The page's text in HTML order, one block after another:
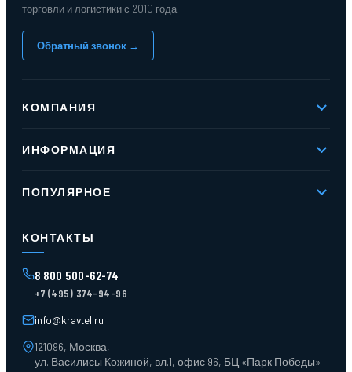
торговли и логистики с 2010 года.
Обратный звонок →
КОМПАНИЯ
Реквизиты
Контакты
ИНФОРМАЦИЯ
Доставка и оплата
ПОПУЛЯРНОЕ
Контейнеры для отходов
Поддоны
Ящики пластиковые
Тара пласт. и металл.
Тележки для склада
КОНТАКТЫ
8 800 500-62-74
+7 (495) 374-94-96
info@kravtel.ru
121096, Москва,
ул. Василисы Кожиной, вл.1, офис 96, БЦ «Парк Победы»